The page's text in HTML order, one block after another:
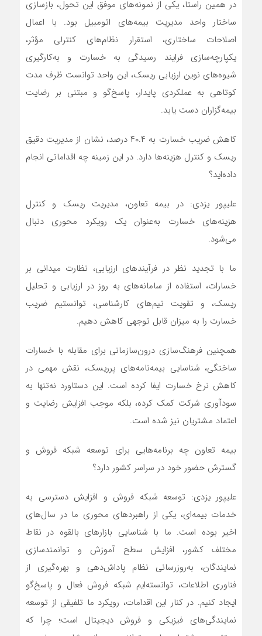
در همین راستا، یکی از نمونه‌های موفق این تحول، بازسازی
ساختار واحد مدیریت بیمه‌های اتومبیل بود. با اعمال
اصلاحات ساختاری، استقرار نظام‌های کنترلی مؤثر،
یکپارچه‌سازی فرایند رسیدگی به خسارت و به‌کارگیری
شیوه‌های نوین ارزیابی ریسک، این واحد توانست ظرف مدت
کوتاهی به عملکردی پایدار، پاسخ‌گو و مبتنی بر رضایت
بیمه‌گزاران دست یابد.
کاهش ضریب خسارت به ۴۰.۴ درصد، نشان از مدیریت دقیق
ریسک و کنترل هزینه‌ها دارد. در این زمینه چه اقداماتی انجام
داده‌اید؟
علیپور یزدی: در بیمه تعاون، مدیریت ریسک و کنترل
هزینه‌های خسارت به‌عنوان یک رویکرد محوری دنبال
می‌شود.
ما با تجدید نظر در فرآیندهای ارزیابی، نظارت میدانی بر
خسارات، استفاده از سامانه‌های به روز در ارزیابی و تحلیل
ریسک، و تقویت تیم‌های کارشناسی، توانستیم ضریب
خسارت را به میزان قابل توجهی کاهش دهیم.
همچنین فرهنگ‌سازی درون‌سازمانی برای مقابله با خسارات
ساختگی، شناسایی بیمه‌نامه‌های پرریسک، نقش مهمی در
کاهش نرخ خسارت ایفا کرده است. این دستاورد نه‌تنها به
سودآوری شرکت کمک کرده، بلکه موجب افزایش رضایت و
اعتماد مشتریان نیز شده است.
بیمه تعاون چه برنامه‌هایی برای توسعه شبکه فروش و
گسترش حضور خود در سراسر کشور دارد؟
علیپور یزدی: توسعه شبکه فروش و افزایش دسترسی به
خدمات بیمه‌ای، یکی از راهبردهای محوری ما در سال‌های
اخیر بوده است. ما با شناسایی بازارهای بالقوه در نقاط
مختلف کشور، افزایش سطح آموزش و توانمندسازی
نمایندگان، به‌روزرسانی نظام پاداش‌دهی و بهره‌گیری از
فناوری اطلاعات، توانسته‌ایم شبکه فروش فعال و پاسخ‌گو
ایجاد کنیم. در کنار این اقدامات، رویکرد ما تلفیقی از توسعه
نمایندگی‌های فیزیکی و فروش دیجیتال است؛ چرا که